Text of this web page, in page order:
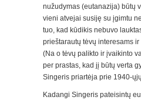
nužudymas (eutanazija) būtų
vieni atvejai susiję su įgimtu
tuo, kad kūdikis nebuvo
prieštarautų tėvų interesams
(Na o tėvų palikto ir įvaikinto
per prastas, kad jį būtų verta
Singeris priartėja prie 1940-
Kadangi Singeris pateisintų